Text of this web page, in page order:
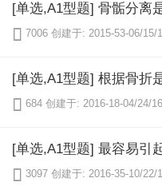
[单选,A1型题] 骨骺分离
 7006 创建于: 2015-53-06/15/
 684 创建于: 2016-18-04/24/16
[单选,A1型题] 最容易引
 3097 创建于: 2016-35-10/22/